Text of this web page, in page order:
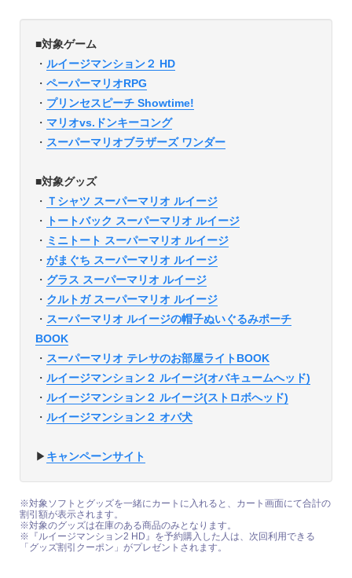
■対象ゲーム
・ ルイージマンション２ HD
・ ペーパーマリオRPG
・ プリンセスピーチ Showtime!
・ マリオvs.ドンキーコング
・ スーパーマリオブラザーズ ワンダー
■対象グッズ
・ Ｔシャツ スーパーマリオ ルイージ
・
トートバック スーパーマリオ ルイージ
・ ミニトート スーパーマリオ ルイージ
・ がまぐち スーパーマリオ ルイージ
・ グラス スーパーマリオ ルイージ
・ クルトガ スーパーマリオ ルイージ
・ スーパーマリオ ルイージの帽子ぬいぐるみポーチ
BOOK
・ スーパーマリオ テレサのお部屋ライトBOOK
・ ルイージマンション２ ルイージ(オバキュームへッド)
・ ルイージマンション２ ルイージ(ストロボへッド)
・ ルイージマンション２ オバ犬
▶︎ キャンペーンサイト
※対象ソフトとグッズを一緒にカートに入れると、カート画面にて合計の
割引額が表示されます。
※対象のグッズは在庫のある商品のみとなります。
※『ルイージマンション2 HD』を予約購入した人は、次回利用できる
「グッズ割引クーポン」がプレゼントされます。